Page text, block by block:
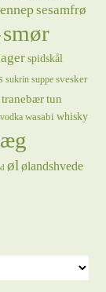
sesamfrø
smør
spidskål
sukrin suppe svesker
tranebærtun
vodka wasabi whisky
æg
øl ølandshvede